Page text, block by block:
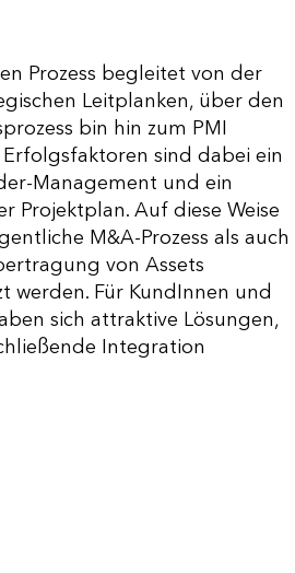
Prozess begleitet von der
Leitplanken, über den
bin hin zum PMI
sind dabei ein
Management und ein
Projektplan. Auf diese Weise
M&A-Prozess als auch
von Assets
werden. Für KundInnen und
sich attraktive Lösungen,
Integration